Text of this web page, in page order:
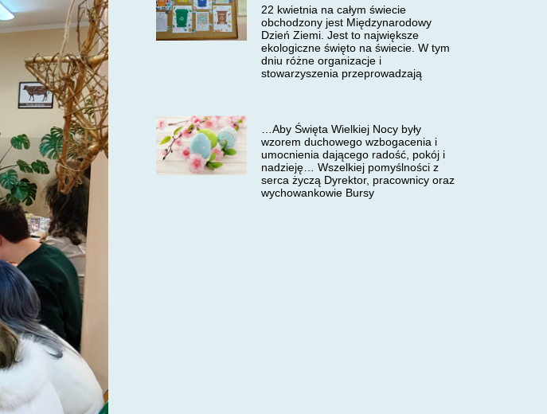
22 kwietnia na całym świecie
obchodzony jest Międzynarodowy
Dzień Ziemi. Jest to największe
ekologiczne święto na świecie. W tym
dniu różne organizacje i
stowarzyszenia przeprowadzają
…Aby Święta Wielkiej Nocy były
wzorem duchowego wzbogacenia i
umocnienia dającego radość, pokój i
nadzieję… Wszelkiej pomyślności z
serca życzą Dyrektor, pracownicy oraz
wychowankowie Bursy